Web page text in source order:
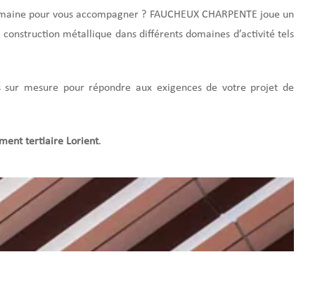
pour vous accompagner ? FAUCHEUX CHARPENTE joue un
métallique dans différents domaines d’activité tels
sur mesure pour répondre aux exigences de votre projet de
tertiaire Lorient.